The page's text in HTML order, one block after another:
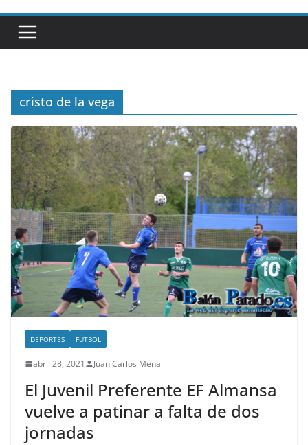
cristo de la vega
DEPORTES FÚTBOL
abril 28, 2021 Juan Carlos Mena
El Juvenil Preferente EF Almansa
vuelve a patinar a falta de dos
jornadas